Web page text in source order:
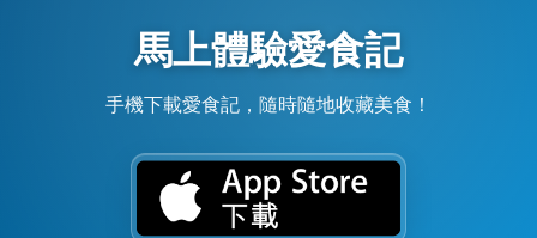
馬上體驗愛食記
手機下載愛食記，隨時隨地收藏美食！